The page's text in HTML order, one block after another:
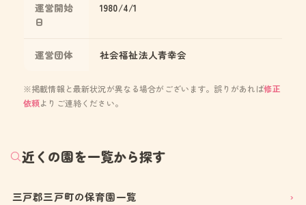
運営開始
日
1980/4/1
運営団体 社会福祉法人青幸会
※掲載情報と最新状況が異なる場合がございます。誤りがあれば修正
依頼よりご連絡ください。
近くの園を一覧から探す
三戸郡三戸町の保育園一覧